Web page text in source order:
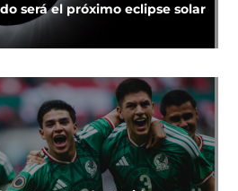
será el próximo eclipse solar